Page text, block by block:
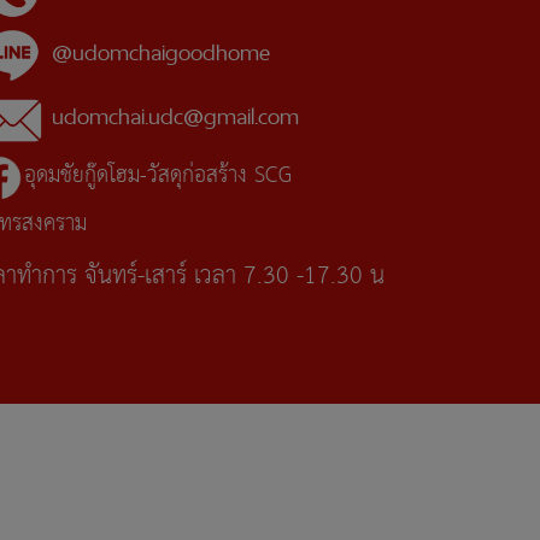
@udomchaigoodhome
udomchai.udc@gmail.com
อุดมชัยกู๊ดโฮม-วัสดุก่อสร้าง SCG
รสงคราม
าทำการ จันทร์-เสาร์ เวลา 7.30 -17.30 น